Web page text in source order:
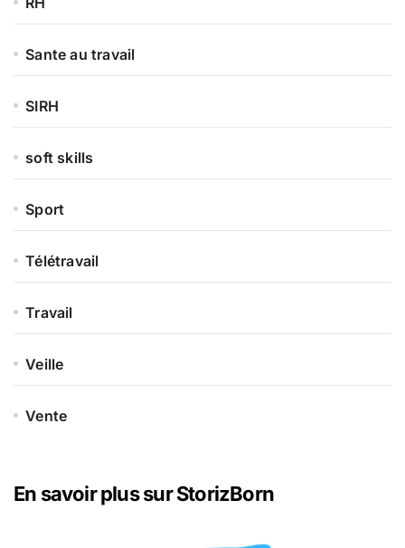
Sante au travail
SIRH
soft skills
Sport
Télétravail
Travail
Veille
Vente
En savoir plus sur StorizBorn